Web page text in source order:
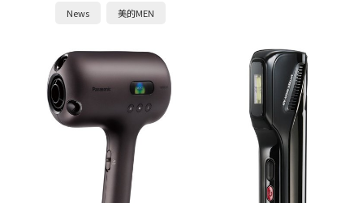
News 美的MEN